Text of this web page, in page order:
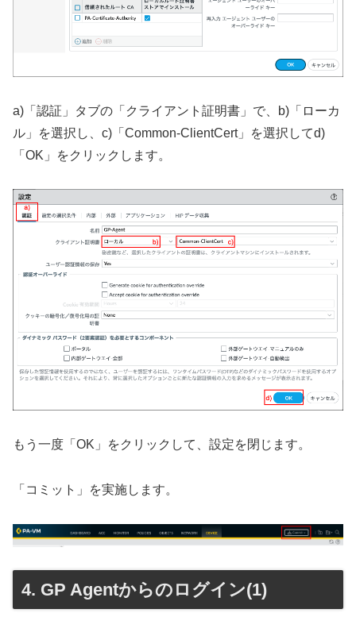
a)「認証」タブの「クライアント証明書」で、b)「ローカ
ル」を選択し、c)「Common-ClientCert」を選択してd)
「OK」をクリックします。
もう一度「OK」をクリックして、設定を閉じます。
「コミット」を実施します。
GP Agentからのログイン(1)